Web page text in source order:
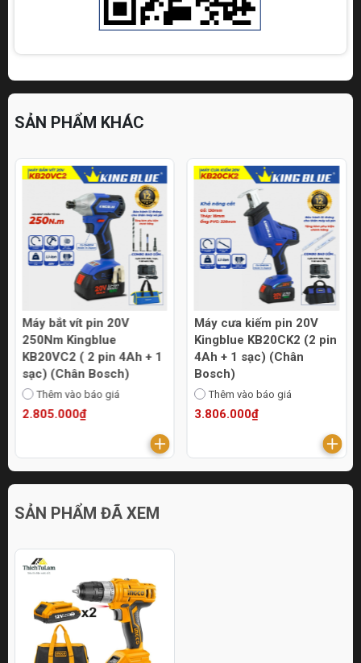
SẢN PHẨM KHÁC
Máy bắt vít pin 20V
250Nm Kingblue
KB20VC2 ( 2 pin 4Ah + 1
sạc) (Chân Bosch)
Thêm vào báo giá
2.805.000₫
Máy cưa kiếm pin 20V
Kingblue KB20CK2 (2 pin
4Ah + 1 sạc) (Chân
Bosch)
Thêm vào báo giá
3.806.000₫
SẢN PHẨM ĐÃ XEM